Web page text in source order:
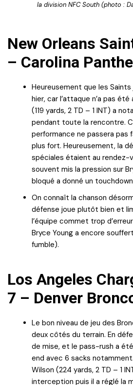
la division NFC South (photo :
New Orleans
– Carolina
Heureusement que les
hier, car l’attaque n’a pas été
(119 yards, 2 TD – 1 INT) a
pendant toute la rencontre.
performance ne passera pas
plus fort. Heureusement, la
spéciales étaient au rendez-
souvent mis la pression sur
bloqué a donné un
On connaît la chanson
défense joue plutôt bien et
l’équipe commet trop
Bryce Young a encore
fumble).
Los Angeles
7 – Denver
Le bon niveau de jeu des
deux côtés du terrain. En
de mise, et le pass-rush a
end avec 6 sacks
Wilson (224 yards, 2 TD – 1
interception puis il a réglé la